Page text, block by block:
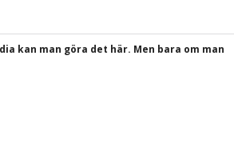
kan man göra det här. Men bara om man